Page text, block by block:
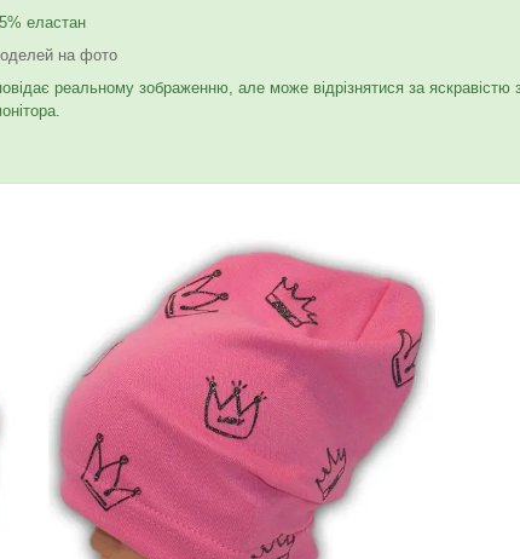
еластан
на фото
реальному зображенню, але може відрізнятися за яскравістю